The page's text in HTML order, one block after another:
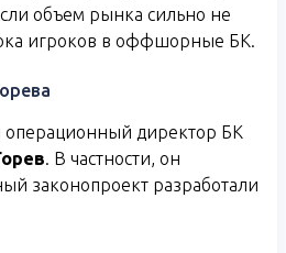
объем рынка сильно не
игроков в оффшорные БК.
операционный директор БК
. В частности, он
законопроект разработали